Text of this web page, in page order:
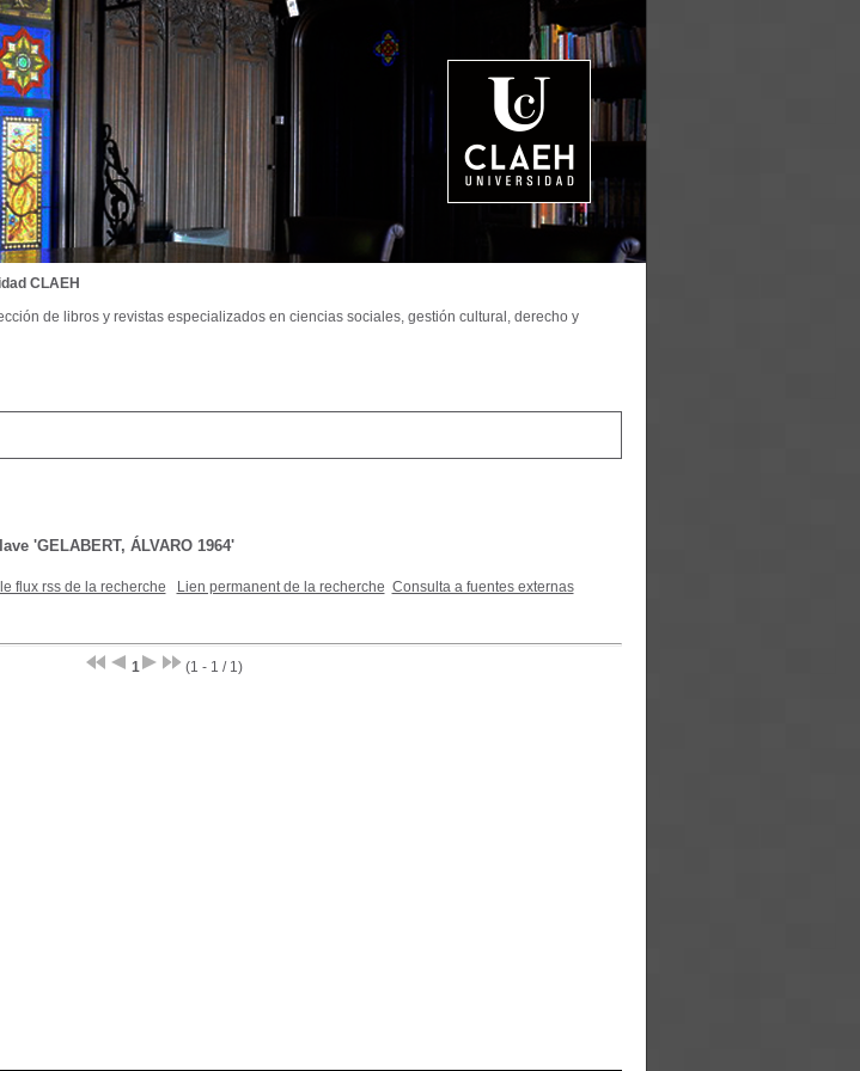
'GELABERT, ÁLVARO 1964'
flux rss de la recherche Lien permanent de la recherche Consulta a fuentes externas
1 (1 - 1 / 1)
CLAEH
de libros y revistas especializados en ciencias sociales, gestión cultural, derecho y